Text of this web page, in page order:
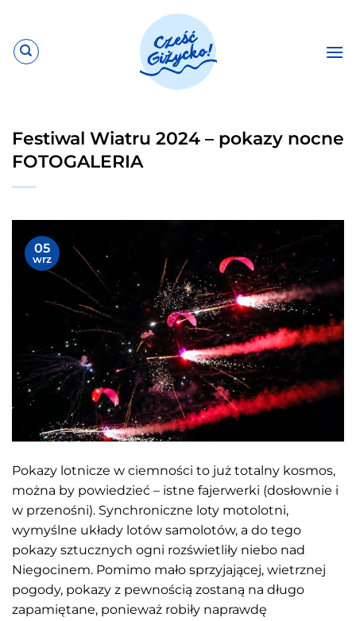
zawartości
Festiwal Wiatru 2024 – pokazy nocne
FOTOGALERIA
05
wrz
Pokazy lotnicze w ciemności to już totalny kosmos,
można by powiedzieć – istne fajerwerki (dosłownie i
w przenośni). Synchroniczne loty motolotni,
wymyślne układy lotów samolotów, a do tego
pokazy sztucznych ogni rozświetliły niebo nad
Niegocinem. Pomimo mało sprzyjającej, wietrznej
pogody, pokazy z pewnością zostaną na długo
zapamiętane, ponieważ robiły naprawdę